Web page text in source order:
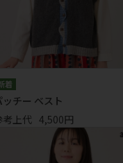
ッチー ベスト
考上代 4,500円